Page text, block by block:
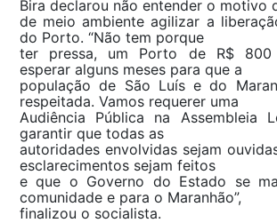
Bira declarou não entender o motivo
de meio ambiente agilizar a
do Porto. “Não tem porque
ter pressa, um Porto de R$ 800
esperar alguns meses para que a
população de São Luís e do
respeitada. Vamos requerer uma
Audiência Pública na Assembleia
garantir que todas as
autoridades envolvidas sejam
esclarecimentos sejam feitos
e que o Governo do Estado se
comunidade e para o Maranhão”,
finalizou o socialista.